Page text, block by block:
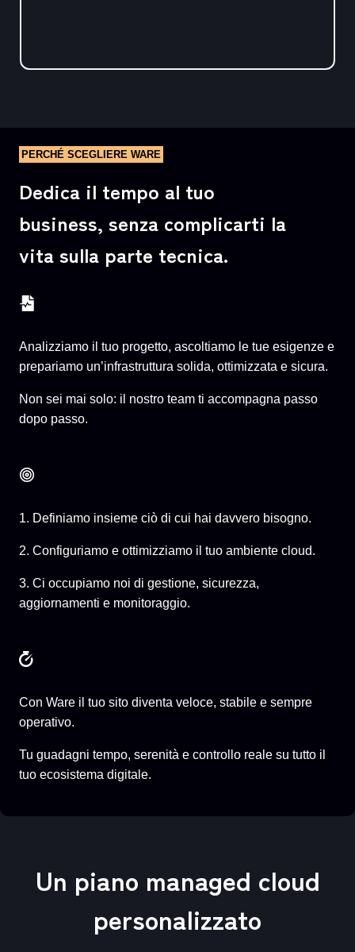
PERCHÉ SCEGLIERE WARE
Dedica il tempo al tuo
business, senza complicarti la
vita sulla parte tecnica.
Analizziamo il tuo progetto, ascoltiamo le tue esigenze e
prepariamo un’infrastruttura solida, ottimizzata e sicura.
Non sei mai solo: il nostro team ti accompagna passo
dopo passo.
1. Definiamo insieme ciò di cui hai davvero bisogno.
2. Configuriamo e ottimizziamo il tuo ambiente cloud.
3. Ci occupiamo noi di gestione, sicurezza,
aggiornamenti e monitoraggio.
Con Ware il tuo sito diventa veloce, stabile e sempre
operativo.
Tu guadagni tempo, serenità e controllo reale su tutto il
tuo ecosistema digitale.
Un piano managed cloud
personalizzato